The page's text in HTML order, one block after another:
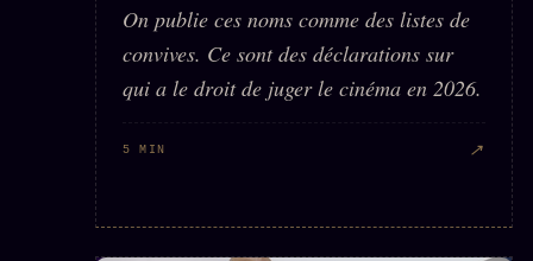
On publie ces noms comme des listes de
convives. Ce sont des déclarations sur
qui a le droit de juger le cinéma en 2026.
5 MIN ↗